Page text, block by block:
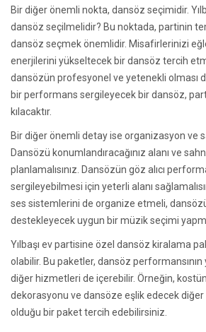
Bir diğer önemli nokta, dansöz seçimidir.
dansöz seçilmelidir? Bu noktada, partinin
dansöz seçmek önemlidir. Misafirlerinizi
enerjilerini yükseltecek bir dansöz tercih
dansözün profesyonel ve yetenekli olması
bir performans sergileyecek bir dansöz,
kılacaktır.
Bir diğer önemli detay ise organizasyon ve
Dansözü konumlandıracağınız alanı ve
planlamalısınız. Dansözün göz alıcı
sergileyebilmesi için yeterli alanı
ses sistemlerini de organize etmeli,
destekleyecek uygun bir müzik seçimi
Yılbaşı ev partisine özel dansöz kiralama
olabilir. Bu paketler, dansöz performansının
diğer hizmetleri de içerebilir. Örneğin,
dekorasyonu ve dansöze eşlik edecek diğer
olduğu bir paket tercih edebilirsiniz.